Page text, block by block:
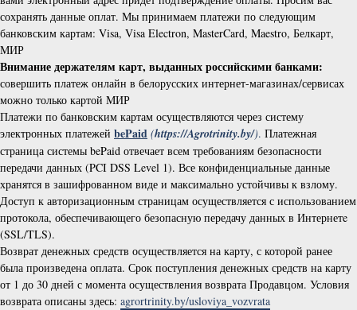
сохранять данные оплат. Мы принимаем платежи по следующим
банковским картам: Visa, Visa Electron, MasterCard, Maestro, Белкарт,
МИР
Внимание держателям карт, выданных российскими банками:
совершить платеж онлайн в белорусских интернет-магазинах/сервисах
можно только картой МИР
Платежи по банковским картам осуществляются через систему
электронных платежей bePaid (https://Agrotrinity.by/). Платежная
страница системы bePaid отвечает всем требованиям безопасности
передачи данных (PCI DSS Level 1). Все конфиденциальные данные
хранятся в зашифрованном виде и максимально устойчивы к взлому.
Доступ к авторизационным страницам осуществляется с использованием
протокола, обеспечивающего безопасную передачу данных в Интернетe
(SSL/TLS).
Возврат денежных средств осуществляется на карту, с которой ранее
была произведена оплата. Срок поступления денежных средств на карту
от 1 до 30 дней с момента осуществления возврата Продавцом. Условия
возврата описаны здесь: agrortrinity.by/usloviya_vozvrata